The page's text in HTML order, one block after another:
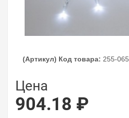
(Артикул) Код товара: 255-065
Цена
904.18 ₽